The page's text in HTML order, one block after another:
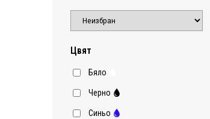
Цвят
Бяло
Черно
Синьо